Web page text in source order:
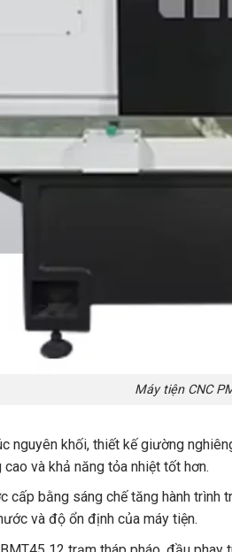
Máy tiện CNC
nguyên khối, thiết kế giường
và khả năng tỏa nhiệt tốt hơn.
cấp bằng sáng chế tăng hành trình
và độ ổn định của máy tiện.